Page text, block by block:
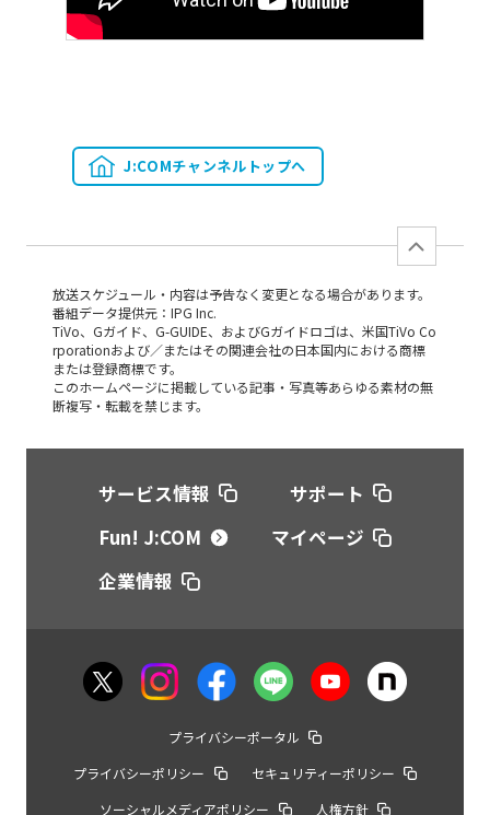
J:COMチャンネルトップへ
放送スケジュール・内容は予告なく変更となる場合があります。
番組データ提供元：IPG Inc.
TiVo、Gガイド、G-GUIDE、およびGガイドロゴは、米国TiVo Co
rporationおよび／またはその関連会社の日本国内における商標
または登録商標です。
このホームページに掲載している記事・写真等あらゆる素材の無
断複写・転載を禁じます。
サービス情報
サポート
Fun! J:COM
マイページ
企業情報
プライバシーポータル
プライバシーポリシー
セキュリティーポリシー
ソーシャルメディアポリシー
人権方針